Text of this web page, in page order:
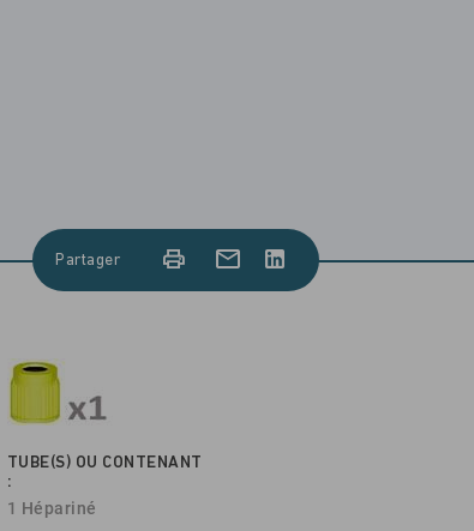
Partager
TUBE(S) OU CONTENANT
:
1 Hépariné